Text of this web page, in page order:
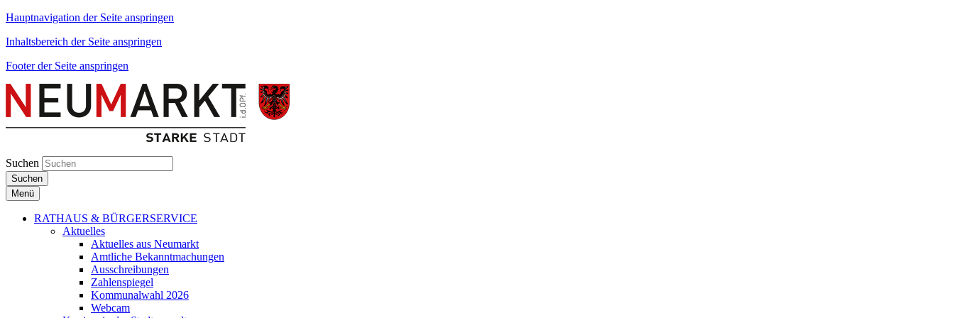
Hauptnavigation der Seite anspringen
Inhaltsbereich der Seite anspringen
Footer der Seite anspringen
Suchen
Suchen
Menü
RATHAUS & BÜRGERSERVICE
Aktuelles
Aktuelles aus Neumarkt
Amtliche Bekanntmachungen
Ausschreibungen
Zahlenspiegel
Kommunalwahl 2026
Webcam